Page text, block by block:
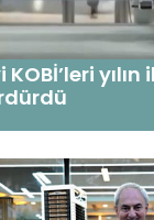
yılın